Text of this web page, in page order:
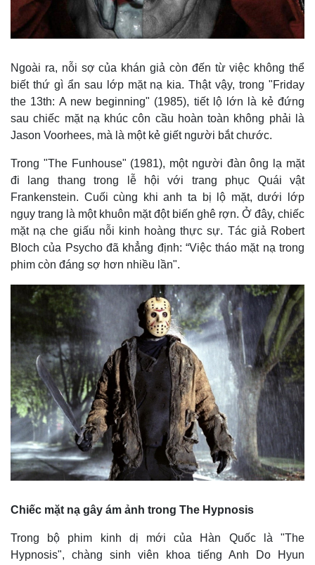
Ngoài ra, nỗi sợ của khán giả còn đến từ việc không thể
biết thứ gì ẩn sau lớp mặt nạ kia. Thật vậy, trong "Friday
the 13th: A new beginning" (1985), tiết lộ lớn là kẻ đứng
sau chiếc mặt nạ khúc côn cầu hoàn toàn không phải là
Jason Voorhees, mà là một kẻ giết người bắt chước.
Trong "The Funhouse" (1981), một người đàn ông lạ mặt
đi lang thang trong lễ hội với trang phục Quái vật
Frankenstein. Cuối cùng khi anh ta bị lộ mặt, dưới lớp
ngụy trang là một khuôn mặt đột biến ghê rợn. Ở đây, chiếc
mặt nạ che giấu nỗi kinh hoàng thực sự. Tác giả Robert
Bloch của Psycho đã khẳng định: “Việc tháo mặt nạ trong
phim còn đáng sợ hơn nhiều lần".
Chiếc mặt nạ gây ám ảnh trong The Hypnosis
Trong bộ phim kinh dị mới của Hàn Quốc là "The
Hypnosis", chàng sinh viên khoa tiếng Anh Do Hyun